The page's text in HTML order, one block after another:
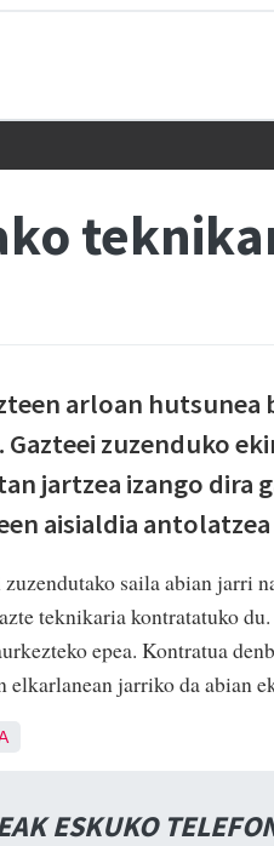
arloan
zuzenduko
jartzea izango dira
aisialdia
saila abian jarri
teknikaria kontratatuko
epea. Kontratua
elkarlanean jarriko da abian
ESKUKO